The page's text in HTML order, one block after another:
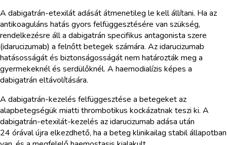
A dabigatrán-etexilát adását átmenetileg le kell állítani. Ha az
antikoaguláns hatás gyors felfüggesztésére van szükség,
rendelkezésre áll a dabigatrán specifikus antagonista szere
(idarucizumab) a felnőtt betegek számára. Az idarucizumab
hatásosságát és biztonságosságát nem határozták meg a
gyermekeknél és serdülőknél. A haemodialízis képes a
dabigatrán eltávolítására.
A dabigatrán-kezelés felfüggesztése a betegeket az
alapbetegségük miatti thrombotikus kockázatnak teszi ki. A
dabigatrán-etexilát-kezelés az idarucizumab adása után
24 órával újra elkezdhető, ha a beteg klinikailag stabil állapotban